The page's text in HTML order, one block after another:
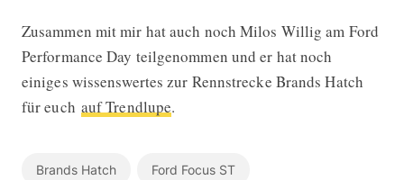
Zusammen mit mir hat auch noch Milos Willig am Ford
Performance Day teilgenommen und er hat noch
einiges wissenswertes zur Rennstrecke Brands Hatch
für euch auf Trendlupe.
Brands Hatch Ford Focus ST